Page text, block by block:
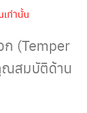
ท่านั้น
ก (Temper
ณสมบัติด้าน